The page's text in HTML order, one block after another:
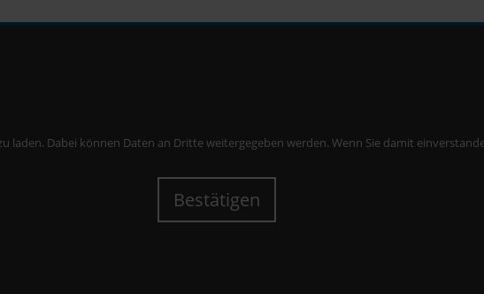
laden. Dabei können Daten an Dritte weitergegeben werden. Wenn Sie damit
Bestätigen